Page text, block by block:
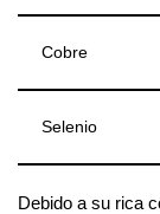
Cobre
Selenio
Debido a su rica